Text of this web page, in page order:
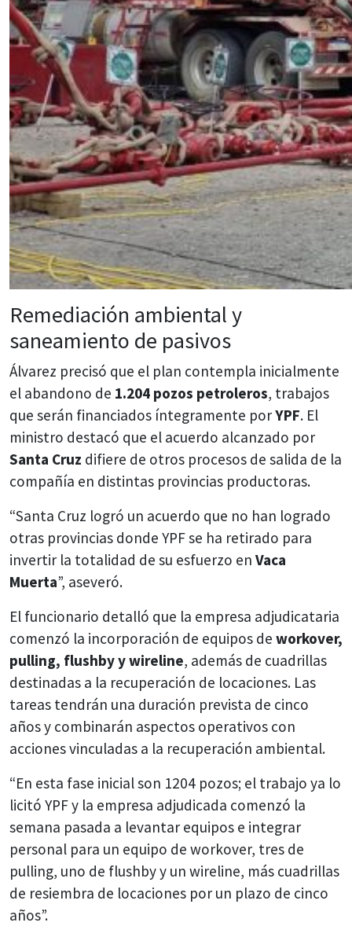
Remediación ambiental y
saneamiento de pasivos
Álvarez precisó que el plan contempla inicialmente
el abandono de 1.204 pozos petroleros, trabajos
que serán financiados íntegramente porYPF. El
ministro destacó que el acuerdo alcanzado por
Santa Cruz difiere de otros procesos de salida de la
compañía en distintas provincias productoras.
“Santa Cruz logró un acuerdo que no han logrado
otras provincias donde YPF se ha retirado para
invertir la totalidad de su esfuerzo en Vaca
Muerta”, aseveró.
El funcionario detalló que la empresa adjudicataria
comenzó la incorporación de equipos de workover,
pulling, flushby y wireline, además de cuadrillas
destinadas a la recuperación de locaciones. Las
tareas tendrán una duración prevista de cinco
años y combinarán aspectos operativos con
acciones vinculadas a la recuperación ambiental.
“En esta fase inicial son 1204 pozos; el trabajo ya lo
licitó YPF y la empresa adjudicada comenzó la
semana pasada a levantar equipos e integrar
personal para un equipo de workover, tres de
pulling, uno de flushby y un wireline, más cuadrillas
de resiembra de locaciones por un plazo de cinco
años”.